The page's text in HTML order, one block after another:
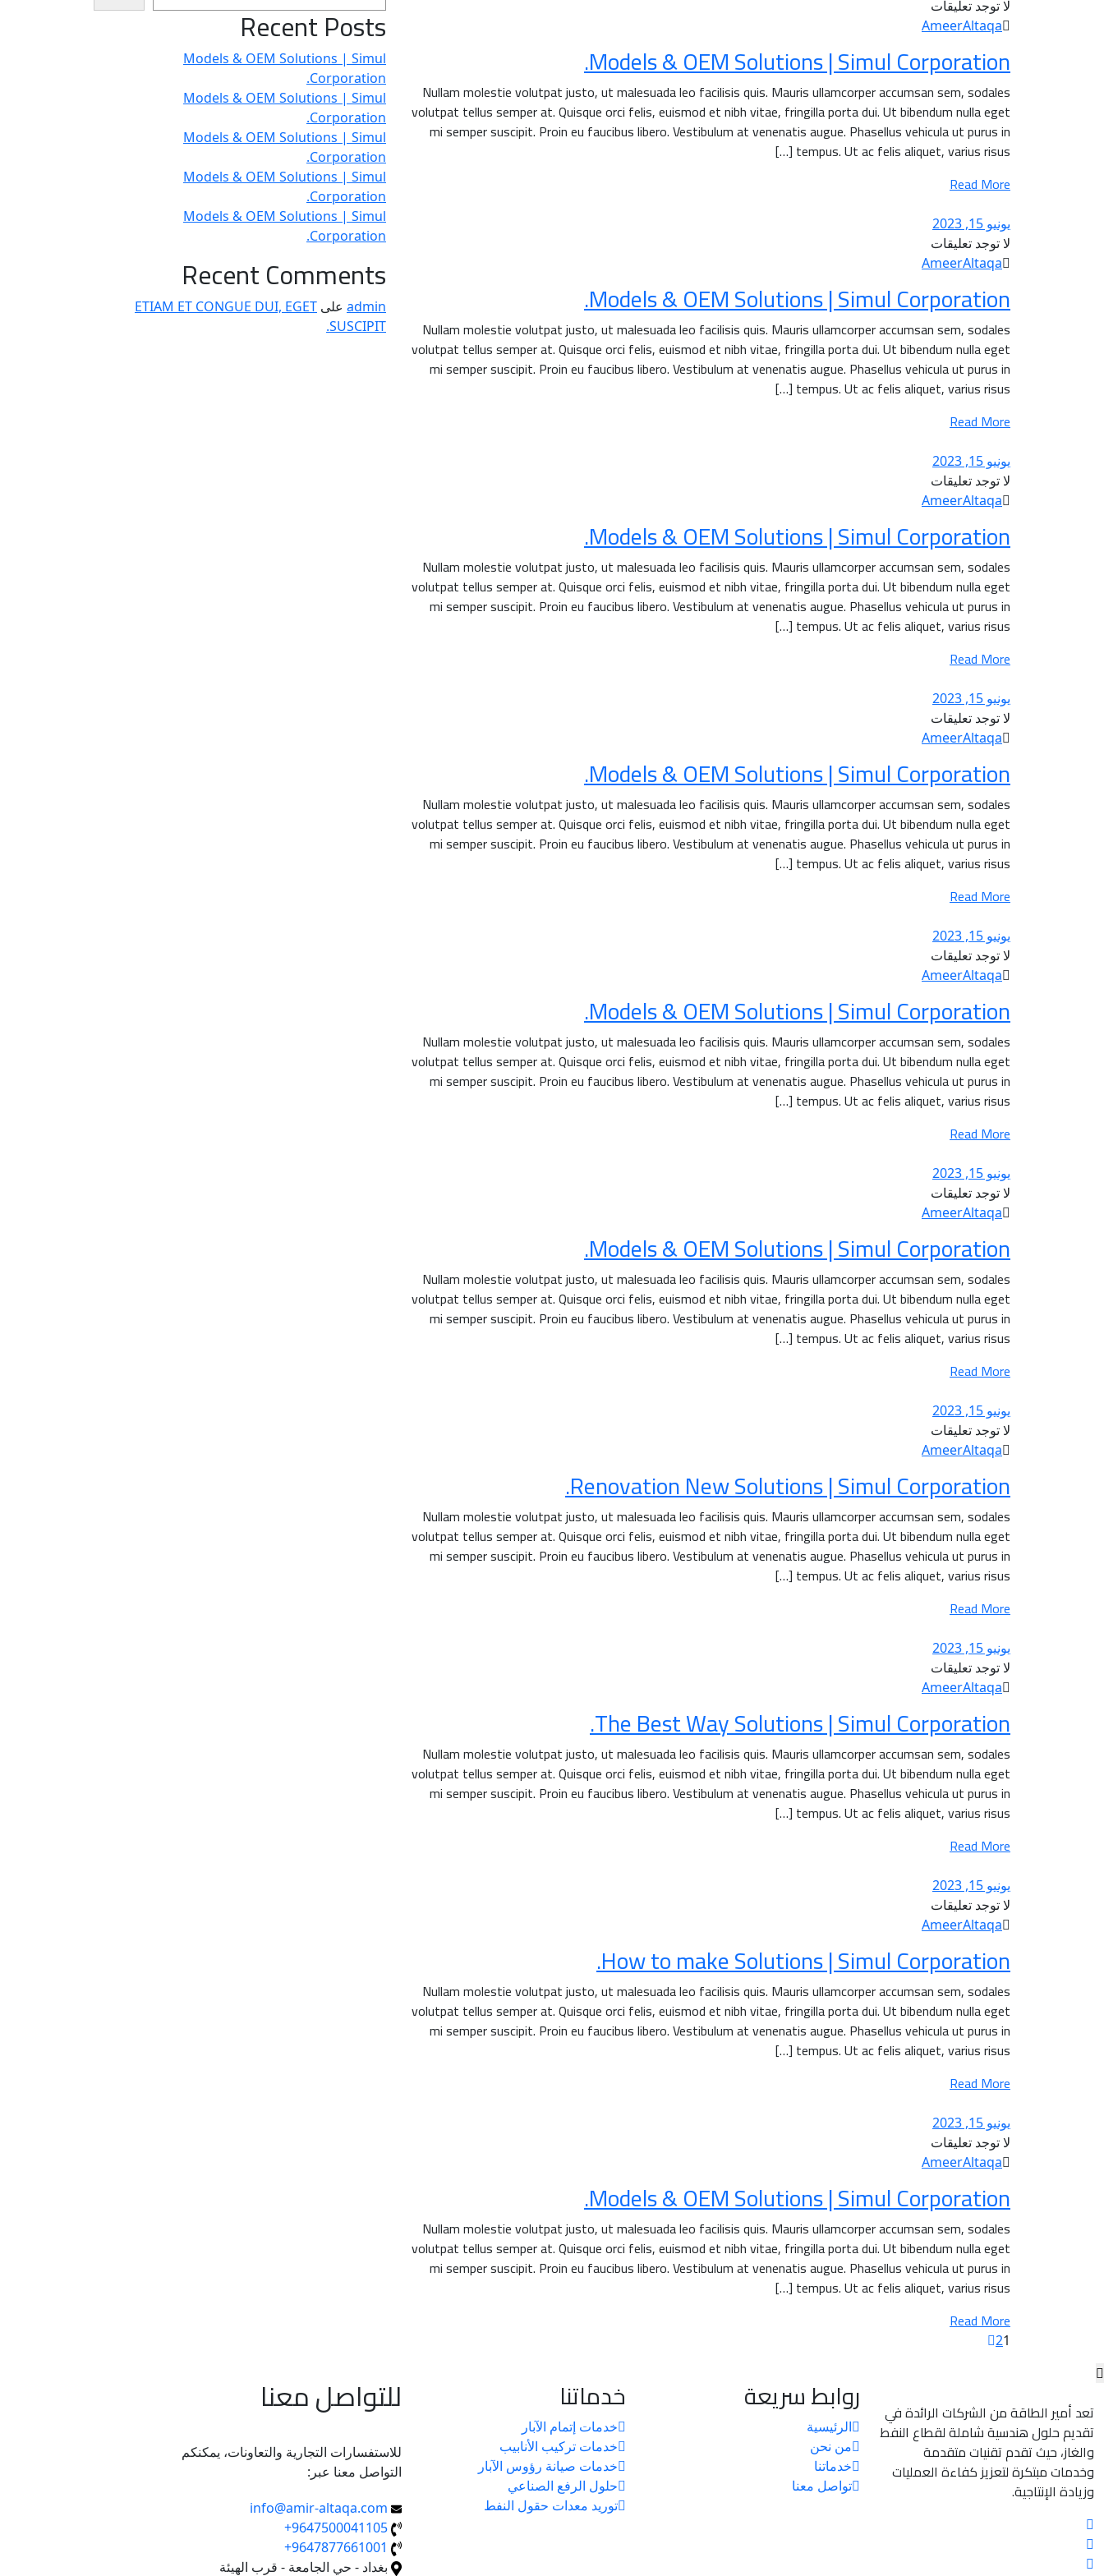
لا توجد تعليقات
AmeerAltaqa
Models & OEM Solutions | Simul Corporation.
Nullam molestie volutpat justo, ut malesuada leo facilisis quis. Mauris ullamcorper accumsan sem, sodales
volutpat tellus semper at. Quisque orci felis, euismod et nibh vitae, fringilla porta dui. Ut bibendum nulla eget
mi semper suscipit. Proin eu faucibus libero. Vestibulum at venenatis augue. Phasellus vehicula ut purus in
tempus. Ut ac felis aliquet, varius risus […]
Read More
يونيو 15, 2023
لا توجد تعليقات
AmeerAltaqa
Models & OEM Solutions | Simul Corporation.
Nullam molestie volutpat justo, ut malesuada leo facilisis quis. Mauris ullamcorper accumsan sem, sodales
volutpat tellus semper at. Quisque orci felis, euismod et nibh vitae, fringilla porta dui. Ut bibendum nulla eget
mi semper suscipit. Proin eu faucibus libero. Vestibulum at venenatis augue. Phasellus vehicula ut purus in
tempus. Ut ac felis aliquet, varius risus […]
Read More
يونيو 15, 2023
لا توجد تعليقات
AmeerAltaqa
Models & OEM Solutions | Simul Corporation.
Nullam molestie volutpat justo, ut malesuada leo facilisis quis. Mauris ullamcorper accumsan sem, sodales
volutpat tellus semper at. Quisque orci felis, euismod et nibh vitae, fringilla porta dui. Ut bibendum nulla eget
mi semper suscipit. Proin eu faucibus libero. Vestibulum at venenatis augue. Phasellus vehicula ut purus in
tempus. Ut ac felis aliquet, varius risus […]
Read More
يونيو 15, 2023
لا توجد تعليقات
AmeerAltaqa
Models & OEM Solutions | Simul Corporation.
Nullam molestie volutpat justo, ut malesuada leo facilisis quis. Mauris ullamcorper accumsan sem, sodales
volutpat tellus semper at. Quisque orci felis, euismod et nibh vitae, fringilla porta dui. Ut bibendum nulla eget
mi semper suscipit. Proin eu faucibus libero. Vestibulum at venenatis augue. Phasellus vehicula ut purus in
tempus. Ut ac felis aliquet, varius risus […]
Read More
يونيو 15, 2023
لا توجد تعليقات
AmeerAltaqa
Models & OEM Solutions | Simul Corporation.
Nullam molestie volutpat justo, ut malesuada leo facilisis quis. Mauris ullamcorper accumsan sem, sodales
volutpat tellus semper at. Quisque orci felis, euismod et nibh vitae, fringilla porta dui. Ut bibendum nulla eget
mi semper suscipit. Proin eu faucibus libero. Vestibulum at venenatis augue. Phasellus vehicula ut purus in
tempus. Ut ac felis aliquet, varius risus […]
Read More
يونيو 15, 2023
لا توجد تعليقات
AmeerAltaqa
Models & OEM Solutions | Simul Corporation.
Nullam molestie volutpat justo, ut malesuada leo facilisis quis. Mauris ullamcorper accumsan sem, sodales
volutpat tellus semper at. Quisque orci felis, euismod et nibh vitae, fringilla porta dui. Ut bibendum nulla eget
mi semper suscipit. Proin eu faucibus libero. Vestibulum at venenatis augue. Phasellus vehicula ut purus in
tempus. Ut ac felis aliquet, varius risus […]
Read More
يونيو 15, 2023
لا توجد تعليقات
AmeerAltaqa
Renovation New Solutions | Simul Corporation.
Nullam molestie volutpat justo, ut malesuada leo facilisis quis. Mauris ullamcorper accumsan sem, sodales
volutpat tellus semper at. Quisque orci felis, euismod et nibh vitae, fringilla porta dui. Ut bibendum nulla eget
mi semper suscipit. Proin eu faucibus libero. Vestibulum at venenatis augue. Phasellus vehicula ut purus in
tempus. Ut ac felis aliquet, varius risus […]
Read More
يونيو 15, 2023
لا توجد تعليقات
AmeerAltaqa
The Best Way Solutions | Simul Corporation.
Nullam molestie volutpat justo, ut malesuada leo facilisis quis. Mauris ullamcorper accumsan sem, sodales
volutpat tellus semper at. Quisque orci felis, euismod et nibh vitae, fringilla porta dui. Ut bibendum nulla eget
mi semper suscipit. Proin eu faucibus libero. Vestibulum at venenatis augue. Phasellus vehicula ut purus in
tempus. Ut ac felis aliquet, varius risus […]
Read More
يونيو 15, 2023
لا توجد تعليقات
AmeerAltaqa
How to make Solutions | Simul Corporation.
Nullam molestie volutpat justo, ut malesuada leo facilisis quis. Mauris ullamcorper accumsan sem, sodales
volutpat tellus semper at. Quisque orci felis, euismod et nibh vitae, fringilla porta dui. Ut bibendum nulla eget
mi semper suscipit. Proin eu faucibus libero. Vestibulum at venenatis augue. Phasellus vehicula ut purus in
tempus. Ut ac felis aliquet, varius risus […]
Read More
يونيو 15, 2023
لا توجد تعليقات
AmeerAltaqa
Models & OEM Solutions | Simul Corporation.
Nullam molestie volutpat justo, ut malesuada leo facilisis quis. Mauris ullamcorper accumsan sem, sodales
volutpat tellus semper at. Quisque orci felis, euismod et nibh vitae, fringilla porta dui. Ut bibendum nulla eget
mi semper suscipit. Proin eu faucibus libero. Vestibulum at venenatis augue. Phasellus vehicula ut purus in
tempus. Ut ac felis aliquet, varius risus […]
Read More
1
2
Recent Posts
Models & OEM Solutions | Simul
Corporation.
Models & OEM Solutions | Simul
Corporation.
Models & OEM Solutions | Simul
Corporation.
Models & OEM Solutions | Simul
Corporation.
Models & OEM Solutions | Simul
Corporation.
Recent Comments
admin على ETIAM ET CONGUE DUI, EGET
SUSCIPIT.
تعد أمير الطاقة من الشركات الرائدة في
تقديم حلول هندسية شاملة لقطاع النفط
والغاز، حيث تقدم تقنيات متقدمة
وخدمات مبتكرة لتعزيز كفاءة العمليات
وزيادة الإنتاجية.
روابط سريعة
الرئيسية
من نحن
خدماتنا
تواصل معنا
خدماتنا
خدمات إتمام الآبار
خدمات تركيب الأنابيب
خدمات صيانة رؤوس الآبار
حلول الرفع الصناعي
توريد معدات حقول النفط
للتواصل معنا
للاستفسارات التجارية والتعاونات، يمكنكم
التواصل معنا عبر:
info@amir-altaqa.com
9647500041105+
9647877661001+
بغداد - حي الجامعة - قرب الهيئة